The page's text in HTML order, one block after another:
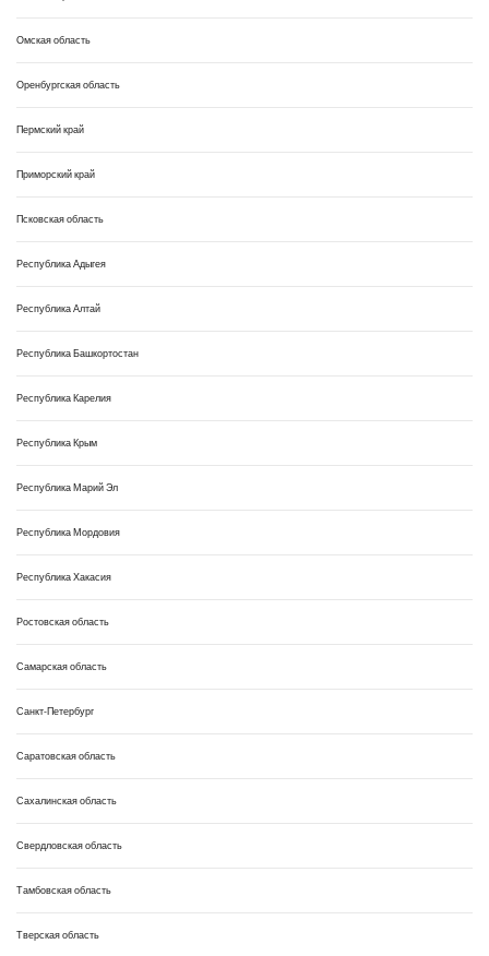
Омская область
Оренбургская область
Пермский край
Приморский край
Псковская область
Республика Адыгея
Республика Алтай
Республика Башкортостан
Республика Карелия
Республика Крым
Республика Марий Эл
Республика Мордовия
Республика Хакасия
Ростовская область
Самарская область
Санкт-Петербург
Саратовская область
Сахалинская область
Свердловская область
Тамбовская область
Тверская область